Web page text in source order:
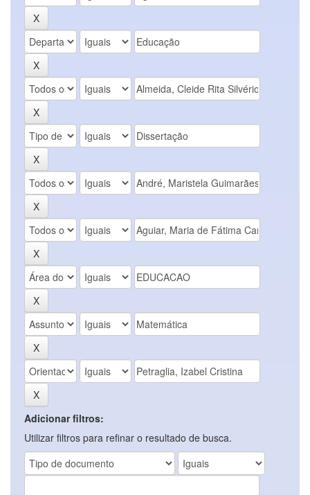
Adicionar filtros:
Utilizar filtros para refinar o resultado de busca.